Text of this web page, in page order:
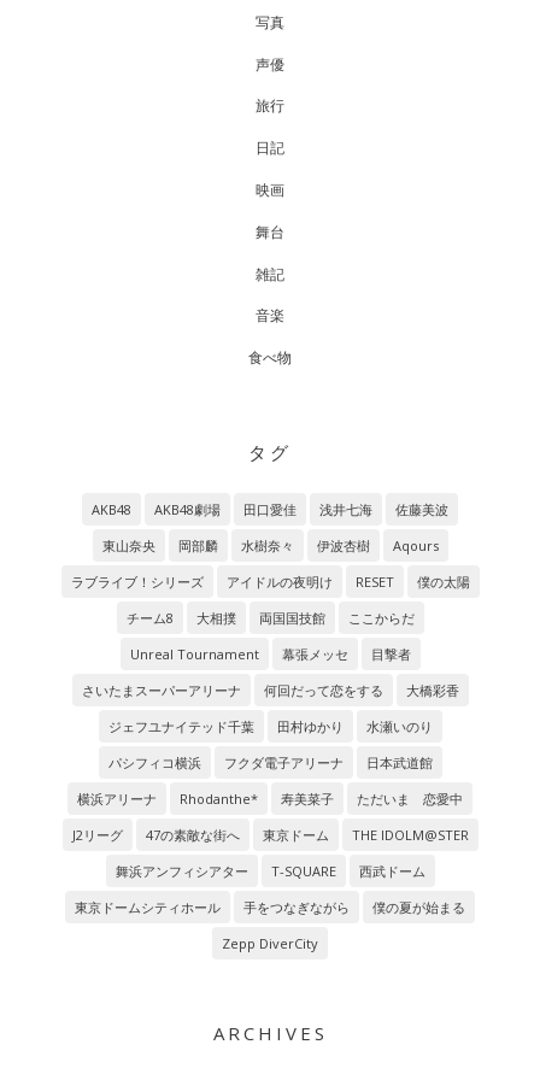
写真
声優
旅行
日記
映画
舞台
雑記
音楽
食べ物
タグ
AKB48 AKB48劇場 田口愛佳 浅井七海
佐藤美波
東山奈央
岡部麟 水樹奈々 伊波杏樹
Aqours
ラブライブ！シリーズ
アイドルの夜明け RESET
僕の太陽
チーム8
大相撲 両国国技館
ここからだ
Unreal Tournament
幕張メッセ
目撃者
さいたまスーパーアリーナ
何回だって恋をする
大橋彩香
ジェフユナイテッド千葉
田村ゆかり
水瀬いのり
パシフィコ横浜
フクダ電子アリーナ
日本武道館
横浜アリーナ
Rhodanthe* 寿美菜子
ただいま 恋愛中
J2リーグ
47の素敵な街へ 東京ドーム
THE IDOLM@STER
舞浜アンフィシアター
T-SQUARE
西武ドーム
東京ドームシティホール
手をつなぎながら
僕の夏が始まる
Zepp DiverCity
ARCHIVES